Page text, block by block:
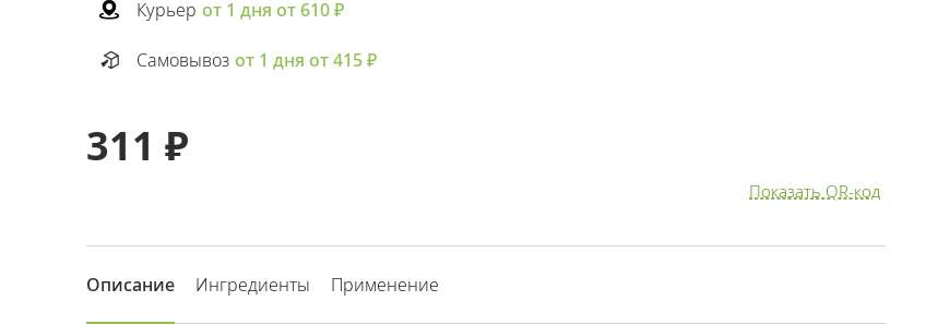
Курьер от 1 дня от 610 ₽
Самовывоз от 1 дня от 415 ₽
311 ₽
Показать QR-код
Описание Ингредиенты Применение